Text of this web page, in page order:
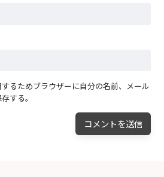
るためブラウザーに自分の名前、メール
する。